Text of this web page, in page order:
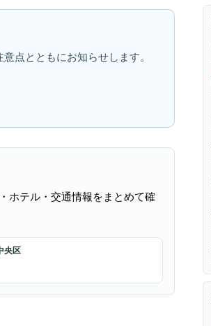
点とともにお知らせします。
ホテル・交通情報をまとめて確
央区